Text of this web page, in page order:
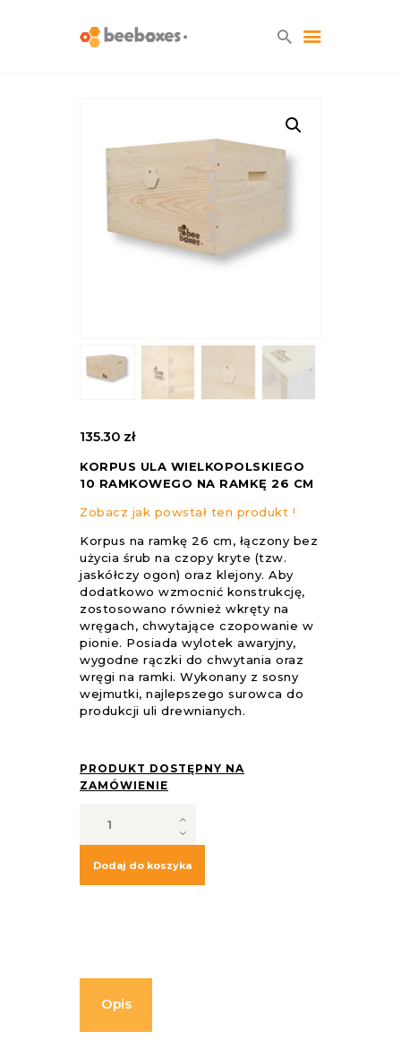
O NAS
BLOG
SKLEP
KONTAKT
135.30 zł
KORPUS ULA WIELKOPOLSKIEGO
10 RAMKOWEGO NA RAMKĘ 26 CM
Zobacz jak powstał ten produkt !
Korpus na ramkę 26 cm, łączony bez
użycia śrub na czopy kryte (tzw.
jaskółczy ogon) oraz klejony. Aby
dodatkowo wzmocnić konstrukcję,
zostosowano również wkręty na
wręgach, chwytające czopowanie w
pionie. Posiada wylotek awaryjny,
wygodne rączki do chwytania oraz
wręgi na ramki. Wykonany z sosny
wejmutki, najlepszego surowca do
produkcji uli drewnianych.
PRODUKT DOSTĘPNY NA
ZAMÓWIENIE
Korpus
-
Dodaj do koszyka
Opis